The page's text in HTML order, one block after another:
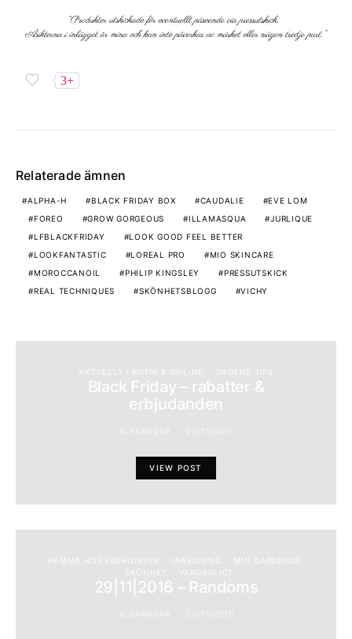
3+
Relaterade ämnen
ALPHA-H BLACK FRIDAY BOX CAUDALIE
EVE LOM
FOREO
GROW GORGEOUS ILLAMASQUA
JURLIQUE
LFBLACKFRIDAY
LOOK GOOD FEEL BETTER
LOOKFANTASTIC
LOREAL PRO
MIO SKINCARE
MOROCCANOIL
PHILIP KINGSLEY
PRESSUTSKICK
REAL TECHNIQUES
SKÖNHETSBLOGG VICHY
AKTUELLT I BUTIK & ONLINE DAGENS TIPS
Black Friday – rabatter &
erbjudanden
VIEW POST
HEMMA HOS FASHIONINK INREDNING
MIN GARDEROB
SKÖNHET
VARDAGLIGT
29|11|2016 – Randoms